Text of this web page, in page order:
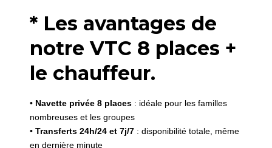
* Les avantages de
notre VTC 8 places +
le chauffeur.
• Navette privée 8 places : idéale pour les familles
nombreuses et les groupes
• Transferts 24h/24 et 7j/7 : disponibilité totale, même
en dernière minute